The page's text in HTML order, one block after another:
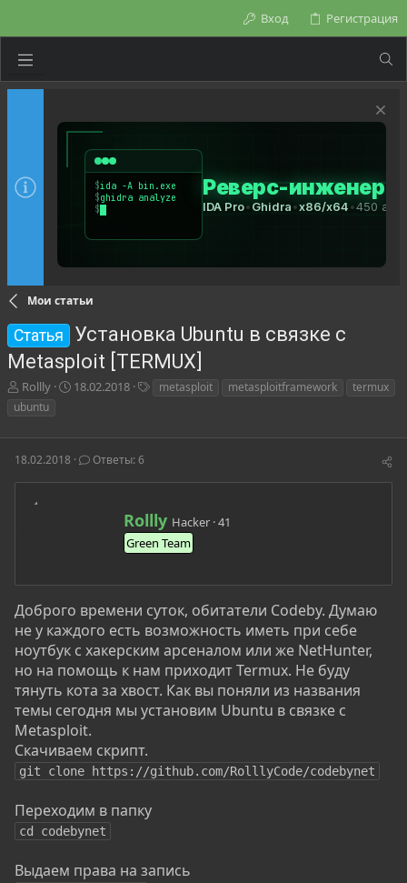
Вход Регистрация
Мои статьи
Статья
Установка Ubuntu в связке с
Metasploit [TERMUX]
А
в
о
т
е
Rollly
Д
а
ч
18.02.2018
и
metasploit metasploitframework
termux
ubuntu
18.02.2018 Ответы: 6
А
в
т
р
Rollly Hacker ·41
Green Team
Доброго времени суток, обитатели Codeby. Думаю
не у каждого есть возможность иметь при себе
ноутбук с хакерским арсеналом или же NetHunter,
но на помощь к нам приходит Termux. Не буду
тянуть кота за хвост. Как вы поняли из названия
темы сегодня мы установим Ubuntu в связке с
Metasploit.
Скачиваем скрипт.
git clone https://github.com/RolllyCode/codebynet
Переходим в папку
cd codebynet
Выдаем права на запись